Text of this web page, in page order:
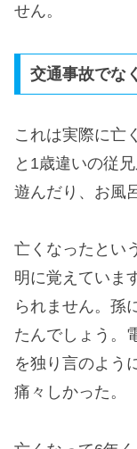
せん。
交通事故でな
これは実際に亡
と1歳違いの従
遊んだり、お風
亡くなったとい
明に覚えていま
られません。孫
たんでしょう。
を独り言のよう
痛々しかった。